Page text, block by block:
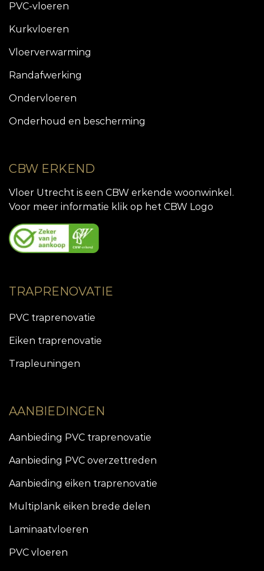
PVC-vloeren
Kurkvloeren
Vloerverwarming
Randafwerking
Ondervloeren
Onderhoud en bescherming
CBW ERKEND
Vloer Utrecht is een CBW erkende woonwinkel.
Voor meer informatie klik op het CBW Logo
TRAPRENOVATIE
PVC traprenovatie
Eiken traprenovatie
Trapleuningen
AANBIEDINGEN
Aanbieding PVC traprenovatie
Aanbieding PVC overzettreden
Aanbieding eiken traprenovatie
Multiplank eiken brede delen
Laminaatvloeren
PVC vloeren